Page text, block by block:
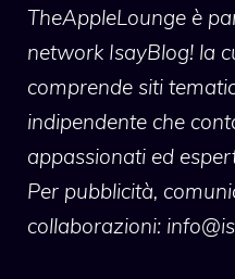
TheAppleLounge è
network IsayBlog! la
comprende siti
indipendente che
appassionati ed
Per pubblicità,
collaborazioni: